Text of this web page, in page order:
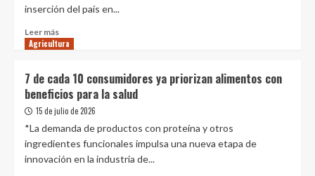
de
de
productiva
ganadero-
lechera
inserción del país en...
Leer más
más
agroexportador
Agricultura
7 de cada 10 consumidores ya priorizan alimentos con
beneficios para la salud
15 de julio de 2026
*La demanda de productos con proteína y otros
ingredientes funcionales impulsa una nueva etapa de
innovación en la industria de...